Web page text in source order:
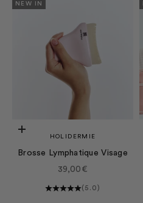
NEW IN
Ajouter au panier
HOLIDERMIE
Brosse Lymphatique Visage
Prix de vente
39,00€
(5.0)